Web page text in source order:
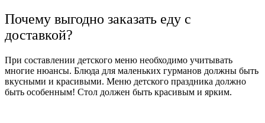
Почему выгодно заказать еду с
доставкой?
При составлении детского меню необходимо учитывать
многие нюансы. Блюда для маленьких гурманов должны быть
вкусными и красивыми. Меню детского праздника должно
быть особенным! Стол должен быть красивым и ярким.